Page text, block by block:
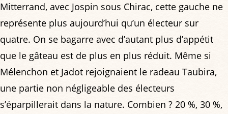
Mitterrand, avec Jospin sous Chirac, cette gauche ne
représente plus aujourd’hui qu’un électeur sur
quatre. On se bagarre avec d’autant plus d’appétit
que le gâteau est de plus en plus réduit. Même si
Mélenchon et Jadot rejoignaient le radeau Taubira,
une partie non négligeable des électeurs
s’éparpillerait dans la nature. Combien ? 20 %, 30 %,